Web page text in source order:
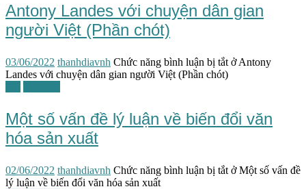
Antony Landes với chuyện dân gian
người Việt (Phần chót)
03/06/2022 thanhdiavnh Chức năng bình luận bị tắt ở Antony
Landes với chuyện dân gian người Việt (Phần chót)
Một số vấn đề lý luận về biến đổi văn
hóa sản xuất
02/06/2022 thanhdiavnh Chức năng bình luận bị tắt ở Một số vấn đề
lý luận về biến đổi văn hóa sản xuất